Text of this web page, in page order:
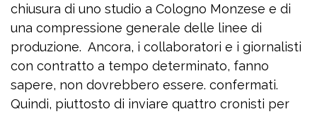
chiusura di uno studio a Cologno Monzese e di
una compressione generale delle linee di
produzione. Ancora, i collaboratori e i giornalisti
con contratto a tempo determinato, fanno
sapere, non dovrebbero essere. confermati.
Quindi, piuttosto di inviare quattro cronisti per